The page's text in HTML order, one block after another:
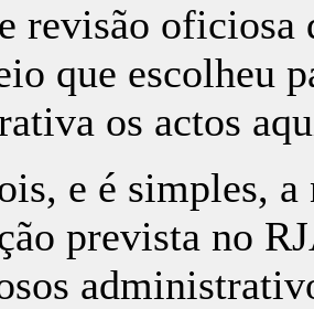
revisão
que escolheu
os actos
e é simples,
prevista no